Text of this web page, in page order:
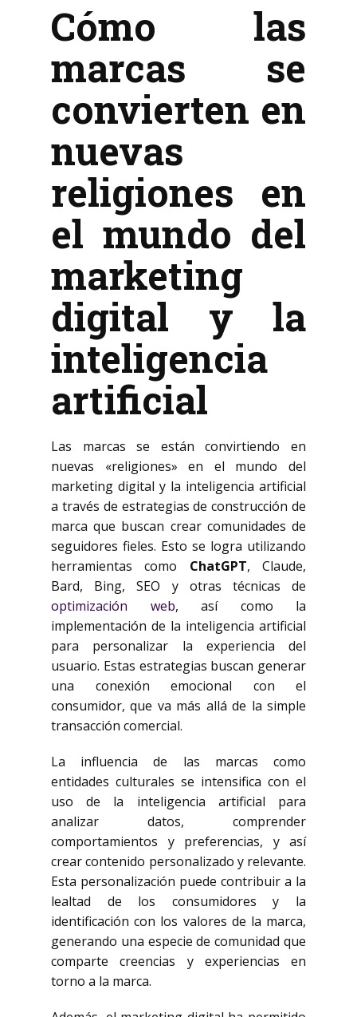
Cómo las
marcas se
convierten en
nuevas
religiones en
el mundo del
marketing
digital y la
inteligencia
artificial
Las marcas se están convirtiendo en
nuevas «religiones» en el mundo del
marketing digital y la inteligencia artificial
a través de estrategias de construcción de
marca que buscan crear comunidades de
seguidores fieles. Esto se logra utilizando
herramientas como ChatGPT, Claude,
Bard, Bing, SEO y otras técnicas de
optimización web, así como la
implementación de la inteligencia artificial
para personalizar la experiencia del
usuario. Estas estrategias buscan generar
una conexión emocional con el
consumidor, que va más allá de la simple
transacción comercial.
La influencia de las marcas como
entidades culturales se intensifica con el
uso de la inteligencia artificial para
analizar datos, comprender
comportamientos y preferencias, y así
crear contenido personalizado y relevante.
Esta personalización puede contribuir a la
lealtad de los consumidores y la
identificación con los valores de la marca,
generando una especie de comunidad que
comparte creencias y experiencias en
torno a la marca.